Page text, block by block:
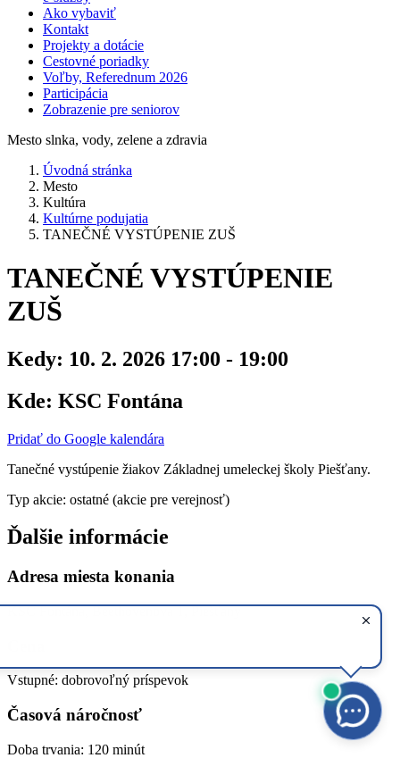
Ako vybaviť
Kontakt
Projekty a dotácie
Cestovné poriadky
Voľby, Referednum 2026
Participácia
Zobrazenie pre seniorov
Mesto slnka, vody, zelene a zdravia
Úvodná stránka
Mesto
Kultúra
Kultúrne podujatia
TANEČNÉ VYSTÚPENIE ZUŠ
TANEČNÉ VYSTÚPENIE
ZUŠ
Kedy: 10. 2. 2026 17:00 - 19:00
Kde: KSC Fontána
Pridať do Google kalendára
Tanečné vystúpenie žiakov Základnej umeleckej školy Piešťany.
Typ akcie: ostatné (akcie pre verejnosť)
Ďalšie informácie
Adresa miesta konania
KSC Fontána, Beethovenova 1, Piešťany
Vstupné: dobrovoľný príspevok
Časová náročnosť
Doba trvania: 120 minút